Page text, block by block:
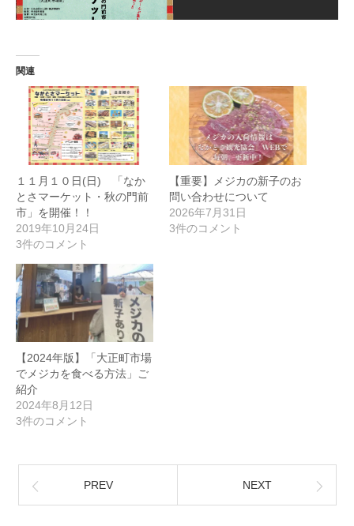
関連
１１月１０日(日) 「なか
とさマーケット・秋の門前
市」を開催！！
2019年10月24日
3件のコメント
【重要】メジカの新子のお
問い合わせについて
2026年7月31日
3件のコメント
【2024年版】「大正町市場
でメジカを食べる方法」ご
紹介
2024年8月12日
3件のコメント
PREV NEXT